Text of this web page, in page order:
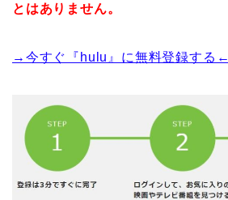
とはありません。
→今すぐ『hulu』に無料登録する←